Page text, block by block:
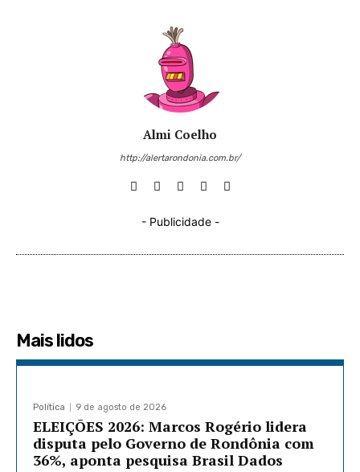
Almi Coelho
http://alertarondonia.com.br/
- Publicidade -
Mais lidos
Política 9 de agosto de 2026
ELEIÇÕES 2026: Marcos Rogério lidera
disputa pelo Governo de Rondônia com
36%, aponta pesquisa Brasil Dados